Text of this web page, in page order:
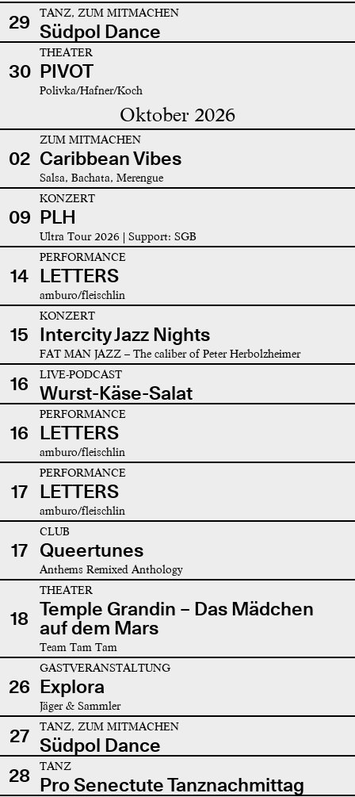
29 TANZ, ZUM MITMACHEN
Südpol Dance
30
THEATER
PIVOT
Polivka/Hafner/Koch
Oktober 2026
02
ZUM MITMACHEN
Caribbean Vibes
Salsa, Bachata, Merengue
09
KONZERT
PLH
Ultra Tour 2026 | Support: SGB
14
PERFORMANCE
LETTERS
amburo/fleischlin
15
KONZERT
Intercity Jazz Nights
FAT MAN JAZZ – The caliber of Peter Herbolzheimer
16 LIVE-PODCAST
Wurst-Käse-Salat
16
PERFORMANCE
LETTERS
amburo/fleischlin
17
PERFORMANCE
LETTERS
amburo/fleischlin
17
CLUB
Queertunes
Anthems Remixed Anthology
18
THEATER
Temple Grandin – Das Mädchen
auf dem Mars
Team Tam Tam
26
GASTVERANSTALTUNG
Explora
Jäger & Sammler
27 TANZ, ZUM MITMACHEN
Südpol Dance
28
TANZ
Pro Senectute Tanznachmittag